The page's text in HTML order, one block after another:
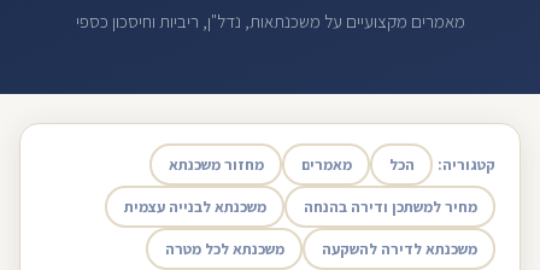
מאמרים מקצועיים על משכנתאות, נדל"ן, ריביות וחיסכון כספי
קטגוריה: הכל מאמרים מחזור משכנתא
מחיר למשתכן ודירה בהנחה משכנתא לבנייה עצמית
משכנתא לדירה להשקעה משכנתא לכל מטרה